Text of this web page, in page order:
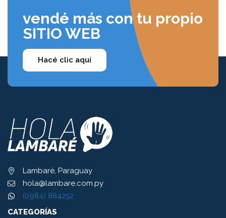
vendé más con tu propio
SITIO WEB
Hacé clic aquí
Lambaré, Paraguay
hola@lambare.com.py
(0984) 884252
CATEGORÍAS